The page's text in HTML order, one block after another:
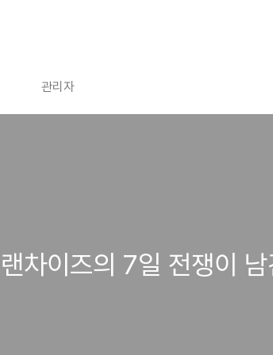
관리자
차이즈의 7일 전쟁이